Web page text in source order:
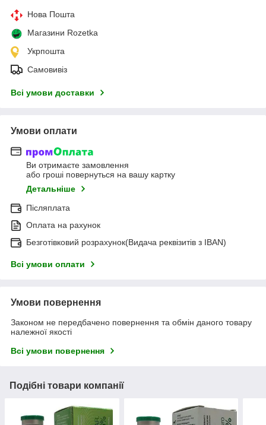
Нова Пошта
Магазини Rozetka
Укрпошта
Самовивіз
Всі умови доставки
Умови оплати
Ви отримаєте замовлення
або гроші повернуться на вашу картку
Детальніше
Післяплата
Оплата на рахунок
Безготівковий розрахунок(Видача реквізитів з IBAN)
Всі умови оплати
Умови повернення
Законом не передбачено повернення та обмін даного товару
належної якості
Всі умови повернення
Подібні товари компанії